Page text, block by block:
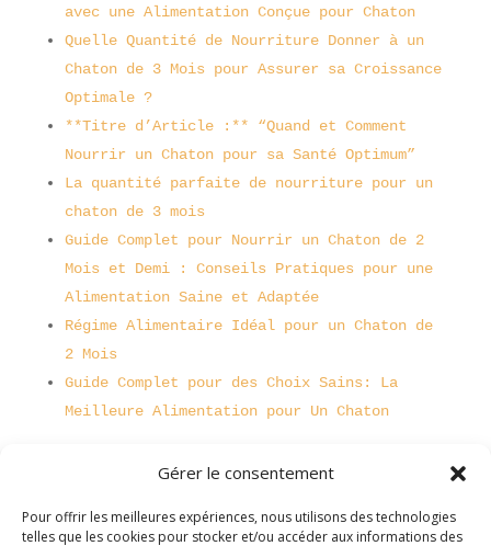
Gérer le consentement
Pour offrir les meilleures expériences, nous utilisons des technologies
telles que les cookies pour stocker et/ou accéder aux informations des
avec une Alimentation Conçue pour Chaton
Quelle Quantité de Nourriture Donner à un
Chaton de 3 Mois pour Assurer sa Croissance
Optimale ?
**Titre d’Article :** “Quand et Comment
Nourrir un Chaton pour sa Santé Optimum”
La quantité parfaite de nourriture pour un
chaton de 3 mois
Guide Complet pour Nourrir un Chaton de 2
Mois et Demi : Conseils Pratiques pour une
Alimentation Saine et Adaptée
Régime Alimentaire Idéal pour un Chaton de
2 Mois
Guide Complet pour des Choix Sains: La
Meilleure Alimentation pour Un Chaton